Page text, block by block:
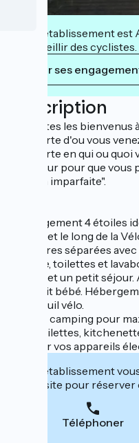
Cet établissement est
accueillir des cyclistes.
Voir ses
Description
Vous êtes les
n'importe d'ou vous
n'importe en qui ou
meuilleur pour que vous
maison imparfaite".
Hébergement 4 étoiles
Doubs et le long de la
chambres séparées
douche, toilettes et
équipé et un petit
jardin, lit bébé.
et acceuil vélo.
Espace camping pour
bain, toilettes,
charger vos appareils
Cet établissement
leur site pour
Téléphoner